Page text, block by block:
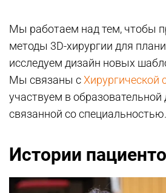
Мы работаем над тем, чтобы
методы 3D-хирургии для
исследуем дизайн новых
Мы связаны сХирургической
участвуем в образовательной
связанной со специальностью.
Истории